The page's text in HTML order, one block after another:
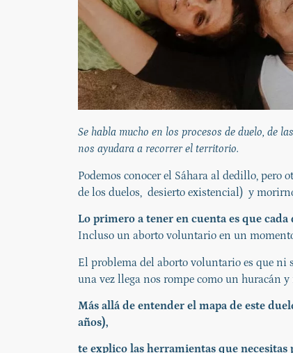
Se habla mucho en los procesos de duelo, de
nos ayudara a recorrer el territorio.
Podemos conocer el Sáhara al dedillo, pero
de los duelos, desierto existencial) y
Lo primero a tener en cuenta es que
Incluso un aborto voluntario en un
El problema del aborto voluntario es que ni
una vez llega nos rompe como un huracán
Más allá de entender el mapa de este
años),
te explico las herramientas que necesitas